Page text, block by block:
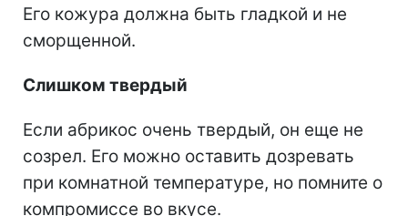
Его кожура должна быть гладкой и не
сморщенной.
Слишком твердый
Если абрикос очень твердый, он еще не
созрел. Его можно оставить дозревать
при комнатной температуре, но помните о
компромиссе во вкусе.